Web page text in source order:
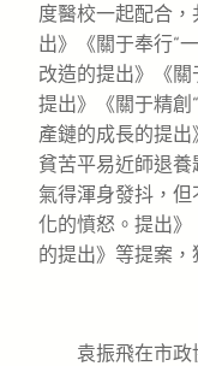
度醫校一起配合
出》《關于奉行“
改造的提出》《
提出》《關于精創
產鏈的成長的提
貧苦平易近師退養
氣得渾身發抖，
化的憤怒。提出
的提出》等提案，
袁振飛在市政